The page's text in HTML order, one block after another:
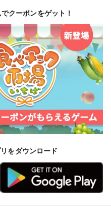
クーポンをゲット！
をダウンロード